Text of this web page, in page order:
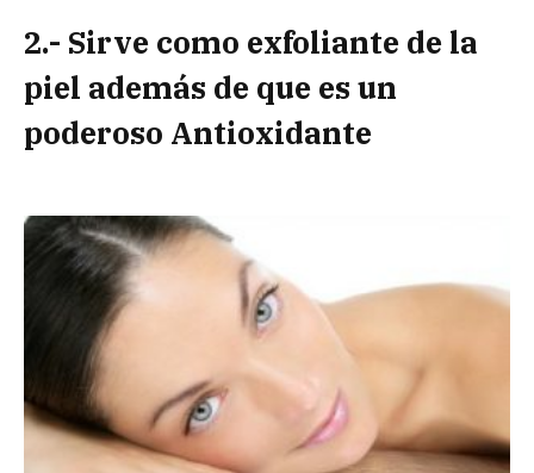
2.- Sirve como exfoliante de la
piel además de que es un
poderoso Antioxidante